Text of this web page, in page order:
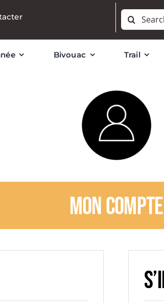
Rechercher:
Bivouac Trail
Mon compte